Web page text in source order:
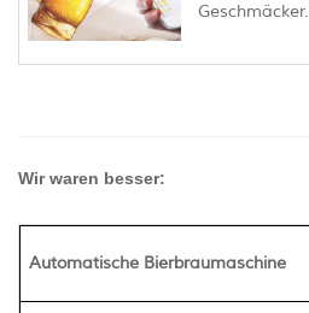
Geschmäcker.
Wir waren besser:
Automatische Bierbraumaschine